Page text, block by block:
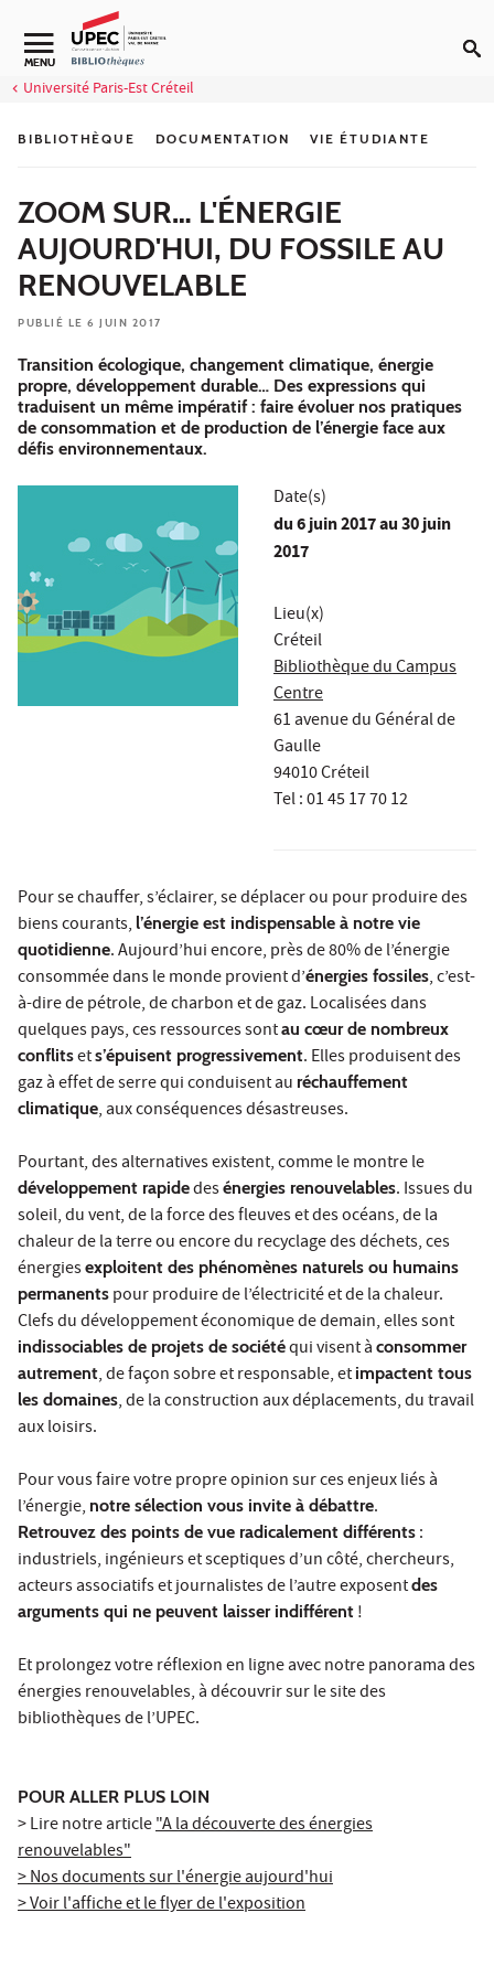
Aller au contenu
Navigation secondaire
MENU
Université Paris-Est Créteil
BIBLIOTHÈQUE DOCUMENTATION VIE ÉTUDIANTE
ZOOM SUR… L'ÉNERGIE
AUJOURD'HUI, DU FOSSILE AU
RENOUVELABLE
PUBLIÉ LE 6 JUIN 2017
Transition écologique, changement climatique, énergie
propre, développement durable… Des expressions qui
traduisent un même impératif : faire évoluer nos pratiques
de consommation et de production de l’énergie face aux
défis environnementaux.
Date(s)
du6 juin 2017au 30 juin
2017
Lieu(x)
Créteil
Bibliothèque du Campus
Centre
61 avenue du Général de
Gaulle
94010 Créteil
Tel : 01 45 17 70 12
Pour se chauffer, s’éclairer, se déplacer ou pour produire des
biens courants, l’énergie est indispensable à notre vie
quotidienne. Aujourd’hui encore, près de 80% de l’énergie
consommée dans le monde provient d’énergies fossiles, c’est-
à-dire de pétrole, de charbon et de gaz. Localisées dans
quelques pays, ces ressources sontau cœur de nombreux
conflitsets’épuisent progressivement. Elles produisent des
gaz à effet de serre qui conduisent au réchauffement
climatique, aux conséquences désastreuses.
Pourtant, des alternatives existent, comme le montre le
développement rapidedesénergies renouvelables. Issues du
soleil, du vent, de la force des fleuves et des océans, de la
chaleur de la terre ou encore du recyclage des déchets, ces
énergiesexploitent des phénomènes naturels ou humains
permanents pour produire de l’électricité et de la chaleur.
Clefs du développement économique de demain, elles sont
indissociables de projets de sociétéqui visent à consommer
autrement, de façon sobre et responsable, et impactent tous
les domaines, de la construction aux déplacements, du travail
aux loisirs.
Pour vous faire votre propre opinion sur ces enjeux liés à
l’énergie, notre sélection vous invite à débattre.
Retrouvez des points de vue radicalement différents :
industriels, ingénieurs et sceptiques d’un côté, chercheurs,
acteurs associatifs et journalistes de l’autre exposentdes
arguments qui ne peuvent laisser indifférent !
Et prolongez votre réflexion en ligne avec notre panorama des
énergies renouvelables, à découvrir sur le site des
bibliothèques de l’UPEC.
POUR ALLER PLUS LOIN
> Lire notre article"A la découverte des énergies
renouvelables"
> Nos documents sur l'énergie aujourd'hui
> Voir l'affiche et le flyer de l'exposition